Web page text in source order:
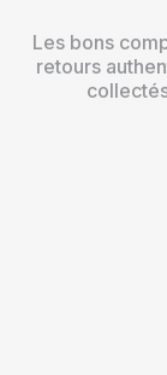
Les bons
retours